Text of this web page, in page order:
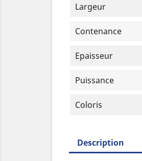
Largeur
Contenance
Epaisseur
Puissance
Coloris
Description